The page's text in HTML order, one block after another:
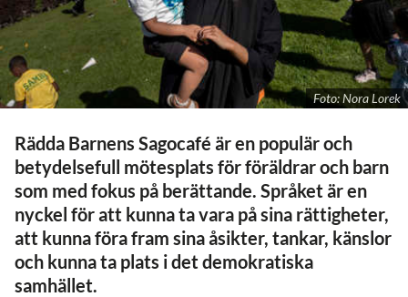
Foto: Nora Lorek
Rädda Barnens Sagocafé är en populär och
betydelsefull mötesplats för föräldrar och barn
som med fokus på berättande. Språket är en
nyckel för att kunna ta vara på sina rättigheter,
att kunna föra fram sina åsikter, tankar, känslor
och kunna ta plats i det demokratiska
samhället.